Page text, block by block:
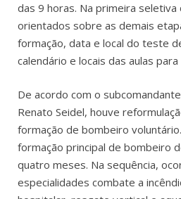
das 9 horas. Na primeira seletiva
orientados sobre as demais
formação, data e local do teste
calendário e locais das aulas
De acordo com o
Renato Seidel, houve
formação de bombeiro
formação principal de bombeiro
quatro meses. Na sequência,
especialidades combate a